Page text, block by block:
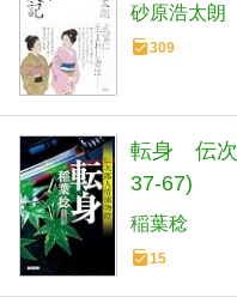
砂原浩太朗
309
転身 伝次
37-67)
稲葉稔
15